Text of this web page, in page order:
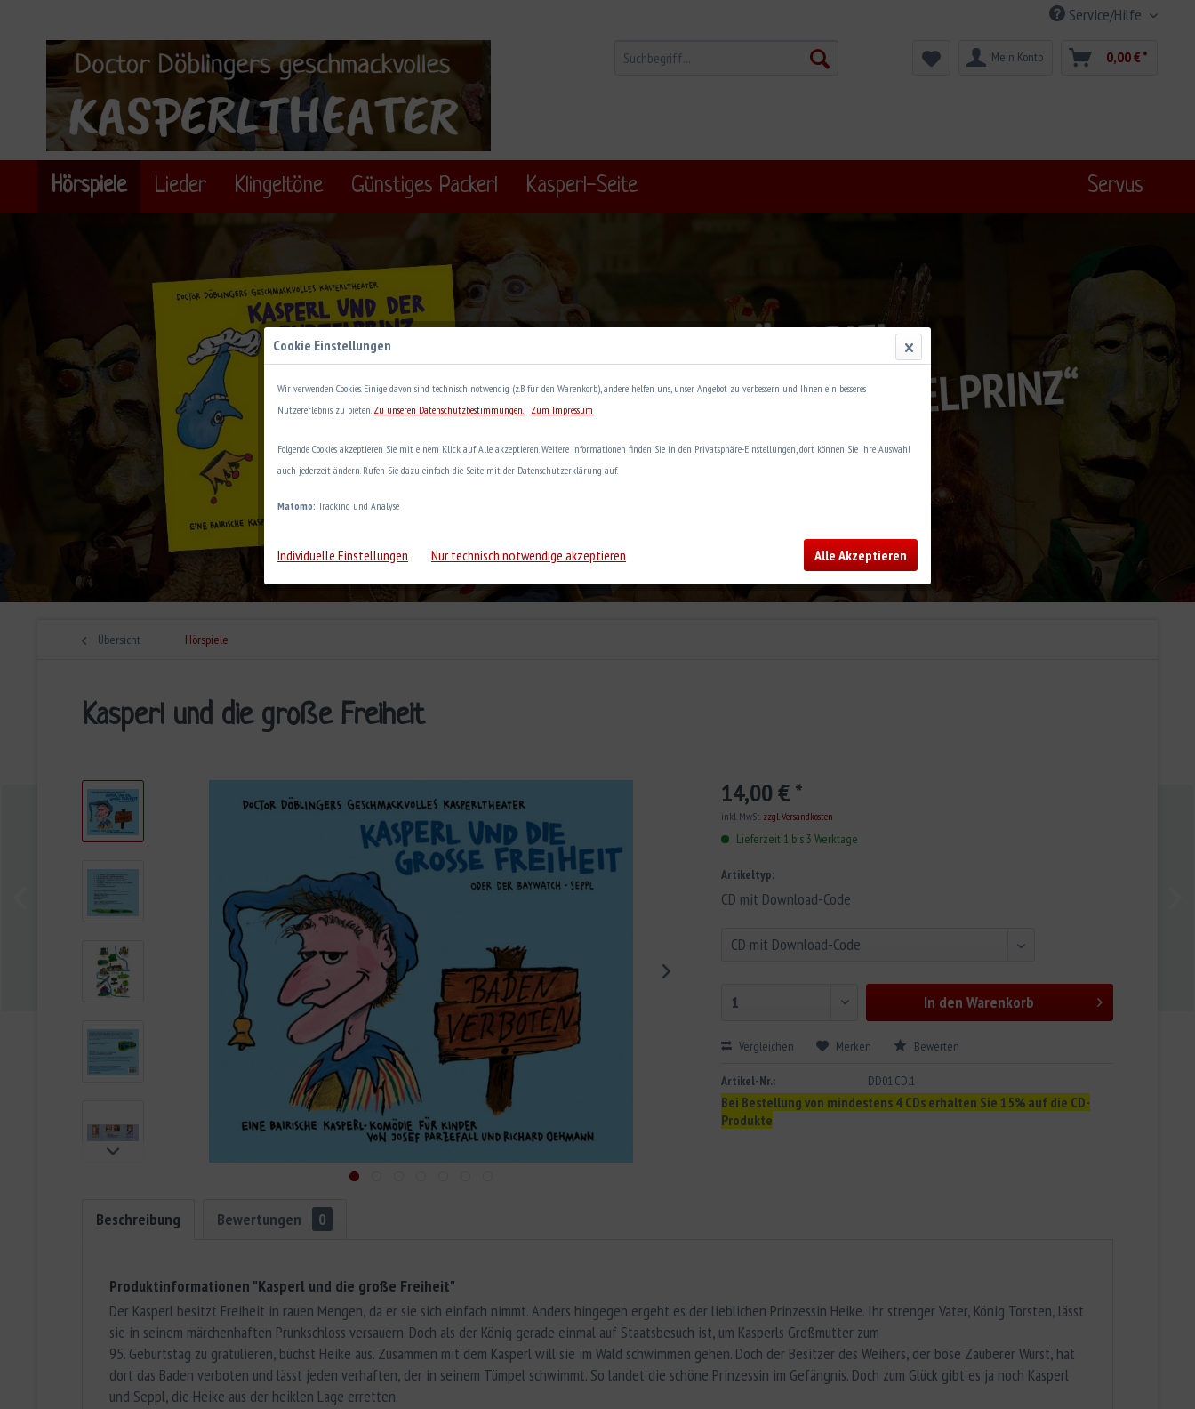
Service/Hilfe
Mein Konto 0,00 € *
Servus
Hörspiele Lieder Klingeltöne Günstiges Packerl Kasperl-Seite
Übersicht Hörspiele
Kasperl und die große Freiheit
14,00 € *
inkl. MwSt. zzgl. Versandkosten
Lieferzeit 1 bis 3 Werktage
Artikeltyp:
CD mit Download-Code
In den Warenkorb
Vergleichen Merken Bewerten
Artikel-Nr.: DD01.CD.1
Bei Bestellung von mindestens 4 CDs erhalten Sie 15% auf die CD-
Produkte
Beschreibung Bewertungen 0
Produktinformationen "Kasperl und die große Freiheit"
Der Kasperl besitzt Freiheit in rauen Mengen, da er sie sich einfach nimmt. Anders hingegen ergeht es der lieblichen Prinzessin Heike. Ihr strenger Vater, König Torsten, lässt
sie in seinem märchenhaften Prunkschloss versauern. Doch als der König gerade einmal auf Staatsbesuch ist, um Kasperls Großmutter zum
95. Geburtstag zu gratulieren, büchst Heike aus. Zusammen mit dem Kasperl will sie im Wald schwimmen gehen. Doch der Besitzer des Weihers, der böse Zauberer Wurst, hat
dort das Baden verboten und lässt jeden verhaften, der in seinem Tümpel schwimmt. So landet die schöne Prinzessin im Gefängnis. Doch zum Glück gibt es ja noch Kasperl
und Seppl, die Heike aus der heiklen Lage erretten.
Cookie Einstellungen
Wir verwenden Cookies. Einige davon sind technisch notwendig (z.B. für den Warenkorb), andere helfen uns, unser Angebot zu verbessern und Ihnen ein besseres
Nutzererlebnis zu bieten. Zu unseren Datenschutzbestimmungen. Zum Impressum
Folgende Cookies akzeptieren Sie mit einem Klick auf Alle akzeptieren. Weitere Informationen finden Sie in den Privatsphäre-Einstellungen, dort können Sie Ihre Auswahl
auch jederzeit ändern. Rufen Sie dazu einfach die Seite mit der Datenschutzerklärung auf.
Matomo: Tracking und Analyse
Individuelle Einstellungen Nur technisch notwendige akzeptieren Alle Akzeptieren